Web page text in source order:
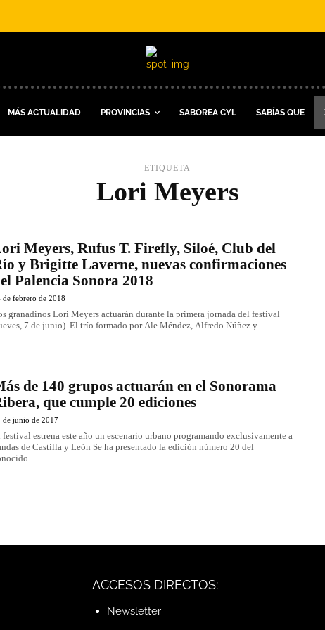
MÁS ACTUALIDAD PROVINCIAS SABOREA CYL SABÍAS QUE
ETIQUETA
Lori Meyers
Meyers, Rufus T. Firefly, Siloé, Club del
y Brigitte Laverne, nuevas confirmaciones
Palencia Sonora 2018
de febrero de 2018
granadinos Lori Meyers actuarán durante la primera jornada del festival
7 de junio). El trío formado por Ale Méndez, Alfredo Núñez y...
de 140 grupos actuarán en el Sonorama
que cumple 20 ediciones
de junio de 2017
festival estrena este año un escenario urbano programando exclusivamente a
de Castilla y León Se ha presentado la edición número 20 del
ACCESOS DIRECTOS:
Newsletter